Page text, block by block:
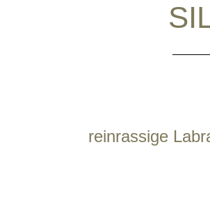
reinrassige